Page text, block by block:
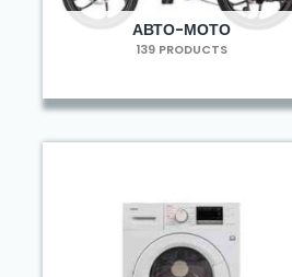
АВТО-МОТО
139 PRODUCTS